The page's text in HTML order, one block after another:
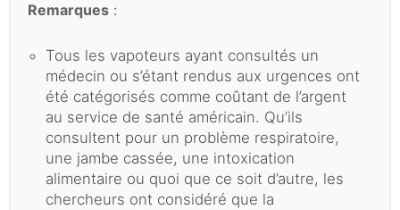
Remarques :
Tous les vapoteurs ayant consultés un
médecin ou s’étant rendus aux urgences ont
été catégorisés comme coûtant de l’argent
au service de santé américain. Qu’ils
consultent pour un problème respiratoire,
une jambe cassée, une intoxication
alimentaire ou quoi que ce soit d’autre, les
chercheurs ont considéré que la